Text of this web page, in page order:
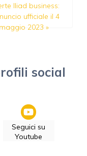
Iliad business:
ufficiale il 4
maggio 2023 »
social
Seguici su
Youtube